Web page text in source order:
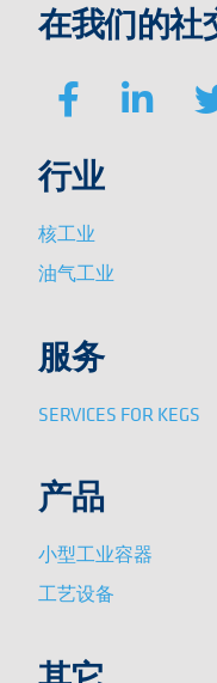
在我们的社
行业
核工业
油气工业
服务
SERVICES FOR KEGS
产品
小型工业容器
工艺设备